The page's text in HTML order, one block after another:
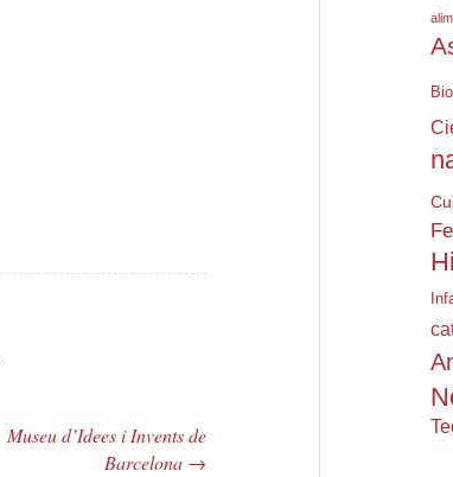
Museu d’Idees i Invents de
Barcelona →